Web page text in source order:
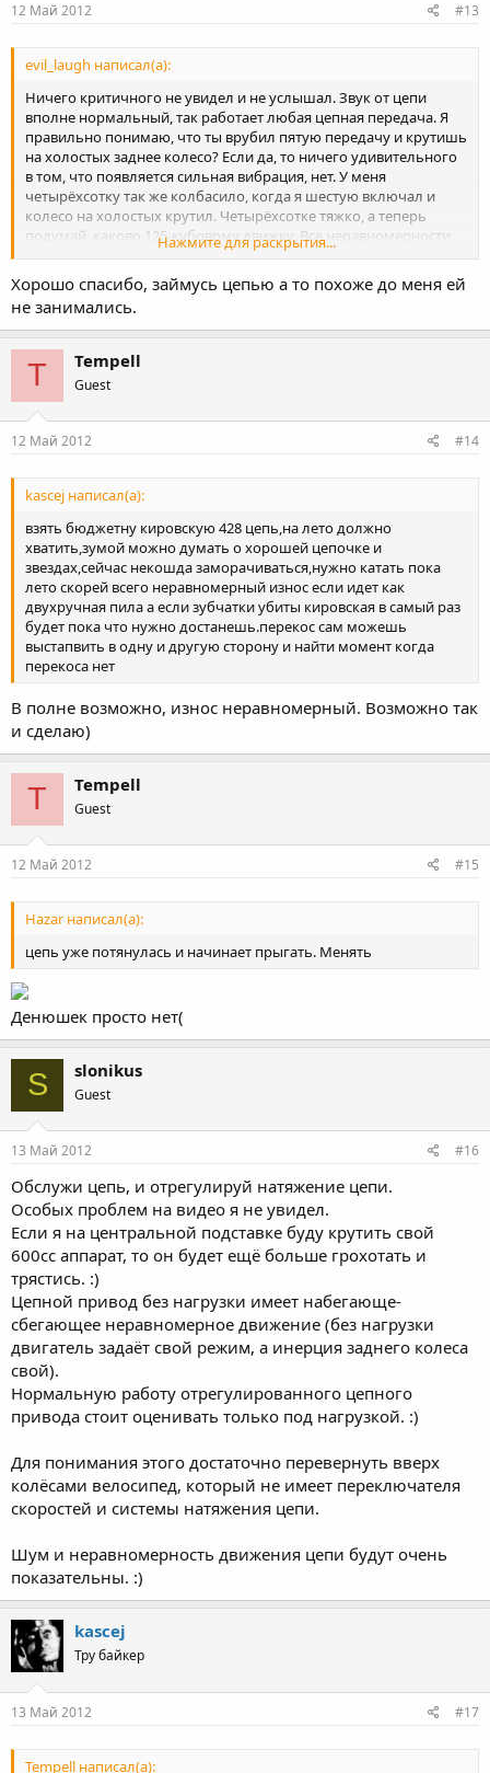
12 Май 2012 #13
evil_laugh написал(а):
Ничего критичного не увидел и не услышал. Звук от цепи
вполне нормальный, так работает любая цепная передача. Я
правильно понимаю, что ты врубил пятую передачу и крутишь
на холостых заднее колесо? Если да, то ничего удивительного
в том, что появляется сильная вибрация, нет. У меня
четырёхсотку так же колбасило, когда я шестую включал и
колесо на холостых крутил. Четырёхсотке тяжко, а теперь
подумай, каково 125-кубовому движку. Все неравномерности
работы движка (не забываем, что он одноствол) передаются на
цепь. Мотик колбасит не из-за цепи, а из-за двигателя. Почисти
и смажь цепь, поставь на место защиту цепи и кожух
звёздочки, и забудь про неё.
Нажмите для раскрытия...
Хорошо спасибо, займусь цепью а то похоже до меня ей
не занимались.
T Tempell
Guest
12 Май 2012 #14
kascej написал(а):
взять бюджетну кировскую 428 цепь,на лето должно
хватить,зумой можно думать о хорошей цепочке и
звездах,сейчас некошда заморачиваться,нужно катать пока
лето скорей всего неравномерный износ если идет как
двухручная пила а если зубчатки убиты кировская в самый раз
будет пока что нужно достанешь.перекос сам можешь
выстапвить в одну и другую сторону и найти момент когда
перекоса нет
В полне возможно, износ неравномерный. Возможно так
и сделаю)
T Tempell
Guest
12 Май 2012 #15
Hazar написал(а):
цепь уже потянулась и начинает прыгать. Менять
Денюшек просто нет(
S slonikus
Guest
13 Май 2012 #16
Обслужи цепь, и отрегулируй натяжение цепи.
Особых проблем на видео я не увидел.
Если я на центральной подставке буду крутить свой
600сс аппарат, то он будет ещё больше грохотать и
трястись. :)
Цепной привод без нагрузки имеет набегающе-
сбегающее неравномерное движение (без нагрузки
двигатель задаёт свой режим, а инерция заднего колеса
свой).
Нормальную работу отрегулированного цепного
привода стоит оценивать только под нагрузкой. :)
Для понимания этого достаточно перевернуть вверх
колёсами велосипед, который не имеет переключателя
скоростей и системы натяжения цепи.
Шум и неравномерность движения цепи будут очень
показательны. :)
kascej
Тру байкер
13 Май 2012 #17
Tempell написал(а):